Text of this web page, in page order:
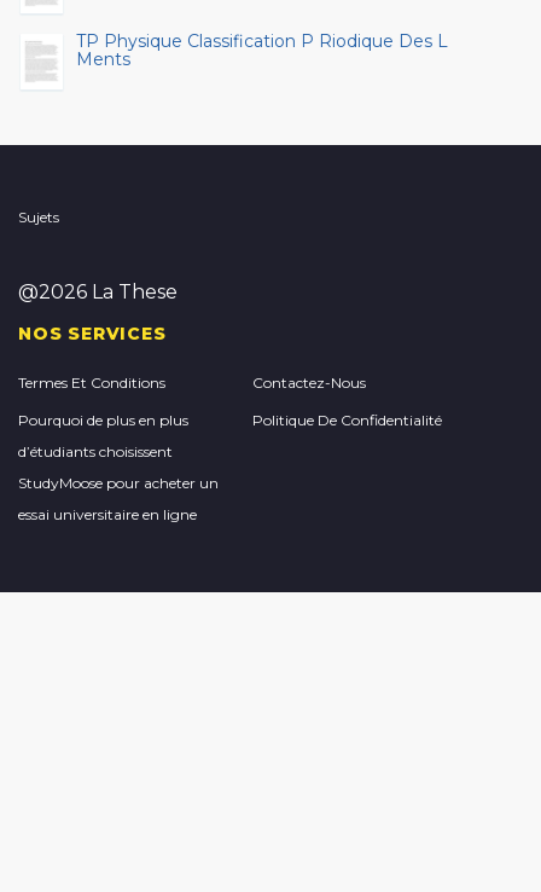
TP Physique Classification P Riodique Des L
Ments
Sujets
@2026 La These
NOS SERVICES
Termes Et Conditions Contactez-Nous
Pourquoi de plus en plus
d’étudiants choisissent
StudyMoose pour acheter un
essai universitaire en ligne
Politique De Confidentialité